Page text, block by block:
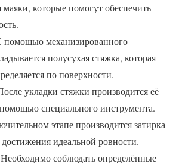
маяки, которые помогут обеспечить
помощью механизированного
полусухая стяжка, которая
по поверхности.
укладки стяжки производится её
специального инструмента.
этапе производится затирка
идеальной ровности.
соблюдать определённые